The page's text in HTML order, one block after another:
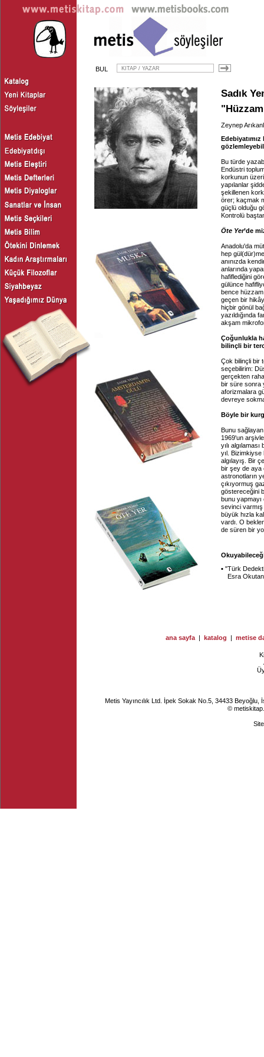
BUL
Sadık
Zeynep
Bu türde
Endüstri
korkunun
yapılanlar
şekillenen
örer; kaçmak
güçlü olduğu
Kontrolü
Öte Yer’de
Anadolu'da
hep
anınızda
anlarında
hafiflediğini
gülünce
bence
geçen bir
hiçbir gönül
yazıldığında
akşam
Çoğunlukla
bilinçli bir
Çok bilinçli bir
seçebilirim:
gerçekten
bir süre sonra
aforizmalara
devreye
Böyle bir
Bunu sağlayan
1969'un
yılı
yıl.
algılayış. Bir
bir şey de aya
astronotların
çıkıyormuş
göstereceğini
bunu yapmayı
sevinci
büyük hızla
vardı. O
de süren bir
▪ "Türk
Esra
ana sayfa | katalog | metise
Metis Yayıncılık Ltd. İpek Sokak No.5, 34433
©